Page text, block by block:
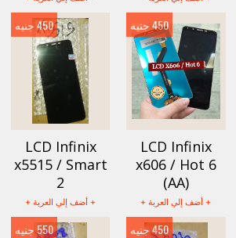
LCD Infinix
x606 / Hot 6
(AA)
+ أضف إلي العربة +
450 جنيه
LCD Infinix
x5515 / Smart
2
+ أضف إلي العربة +
450 جنيه
450 جنيه 550 جنيه